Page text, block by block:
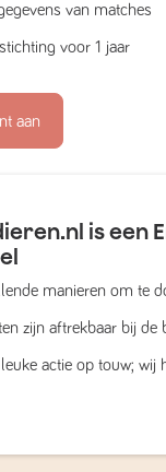
van matches
voor 1 jaar
aan
is een
manieren om te
zijn aftrekbaar bij de
actie op touw; wij